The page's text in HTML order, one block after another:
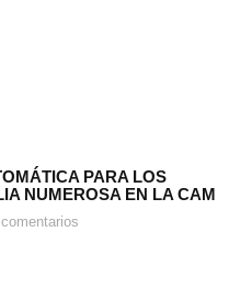
PARA LOS
NUMEROSA EN LA CAM